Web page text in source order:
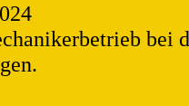
bei